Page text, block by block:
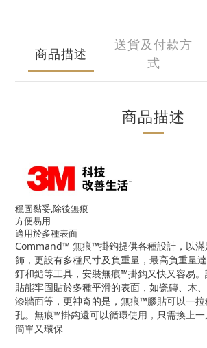
商品描述
送貨及付款方
式
商品描述
穩固黏妥,除後無痕
方便易用
適用於多種表面
Command™ 無痕™掛鈎提供各種設計，以滿
飾，更設有多種尺寸及負重量，最高負重量
釘和鎚等工具，安裝無痕™掛鈎又快又容易
貼能牢固貼於多種平滑的表面，如瓷磚、木
漆牆面等，更神奇的是，無痕™膠貼可以一
孔。無痕™掛鈎還可以循環使用，只需換上一
簡單又環保